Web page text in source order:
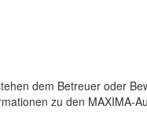
dem Betreuer oder
zu den MAXIMA-